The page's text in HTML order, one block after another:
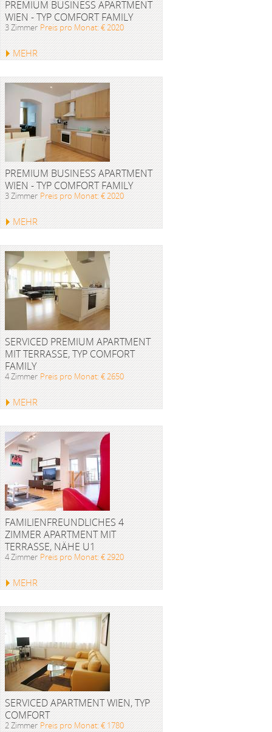
PREMIUM BUSINESS APARTMENT
WIEN - TYP COMFORT FAMILY
3 Zimmer Preis pro Monat: € 2020
MEHR
PREMIUM BUSINESS APARTMENT
WIEN - TYP COMFORT FAMILY
3 Zimmer Preis pro Monat: € 2020
MEHR
SERVICED PREMIUM APARTMENT
MIT TERRASSE, TYP COMFORT
FAMILY
4 Zimmer Preis pro Monat: € 2650
MEHR
FAMILIENFREUNDLICHES 4
ZIMMER APARTMENT MIT
TERRASSE, NÄHE U1
4 Zimmer Preis pro Monat: € 2920
MEHR
SERVICED APARTMENT WIEN, TYP
COMFORT
2 Zimmer Preis pro Monat: € 1780